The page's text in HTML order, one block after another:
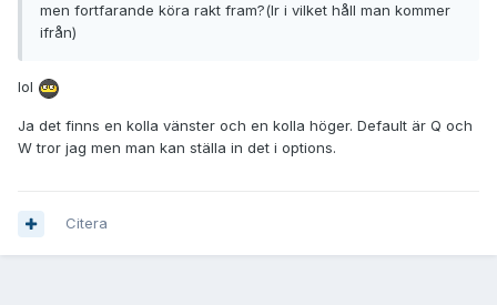
men fortfarande köra rakt fram?(lr i vilket håll man kommer
ifrån)
lol
Ja det finns en kolla vänster och en kolla höger. Default är Q och
W tror jag men man kan ställa in det i options.
Citera